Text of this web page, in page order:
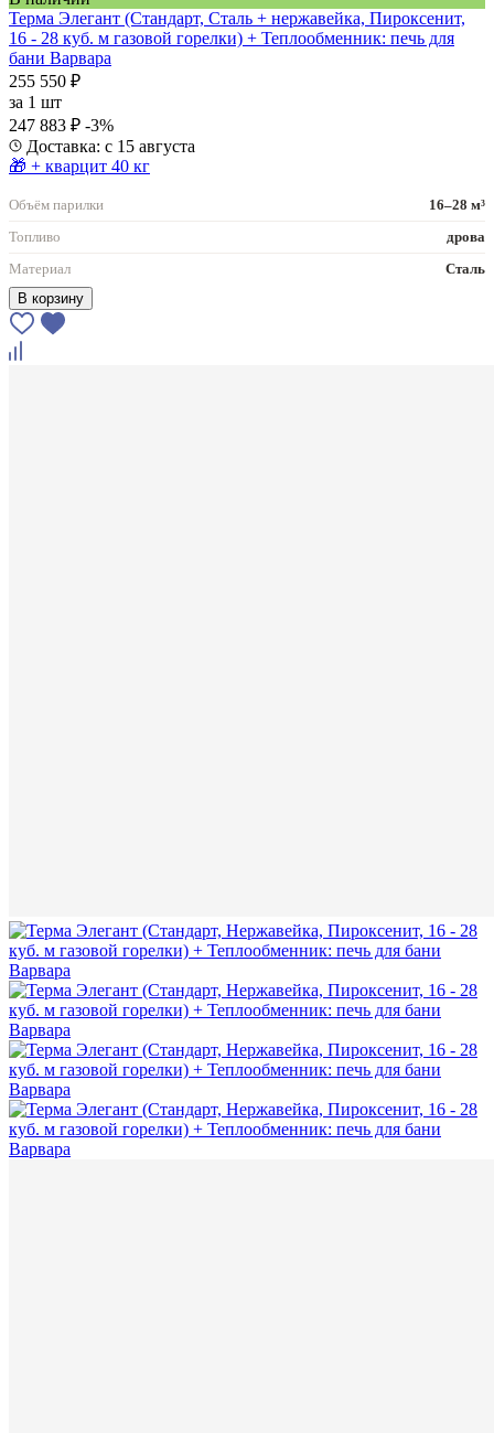
Терма Элегант (Стандарт, Сталь + нержавейка, Пироксенит,
16 - 28 куб. м газовой горелки) + Теплообменник: печь для
бани Варвара
255 550 ₽
за 1 шт
247 883 ₽ -3%
Доставка: с 15 августа
🎁 + кварцит 40 кг
Объём парилки
16–28 м³
Топливо
дрова
Материал
Сталь
В корзину